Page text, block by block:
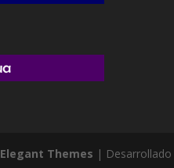
Elegant Themes |